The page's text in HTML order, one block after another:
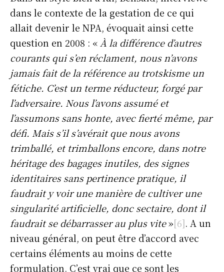
dans le contexte de la gestation de ce qui
allait devenir le NPA, évoquait ainsi cette
question en 2008 : « À la différence d’autres
courants qui s’en réclament, nous n’avons
jamais fait de la référence au trotskisme un
fétiche. C’est un terme réducteur, forgé par
l’adversaire. Nous l’avons assumé et
l’assumons sans honte, avec fierté même, par
défi. Mais s’il s’avérait que nous avons
trimballé, et trimballons encore, dans notre
héritage des bagages inutiles, des signes
identitaires sans pertinence pratique, il
faudrait y voir une manière de cultiver une
singularité artificielle, donc sectaire, dont il
faudrait se débarrasser au plus vite»[6]. A un
niveau général, on peut être d’accord avec
certains éléments au moins de cette
formulation. C’est vrai que ce sont les